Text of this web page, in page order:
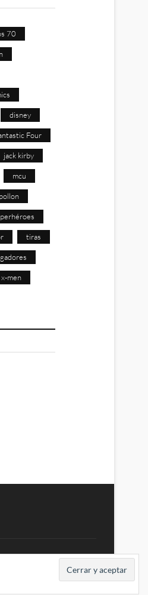
70
disney
Four
jack kirby
mcu
pollon
tiras
x-men